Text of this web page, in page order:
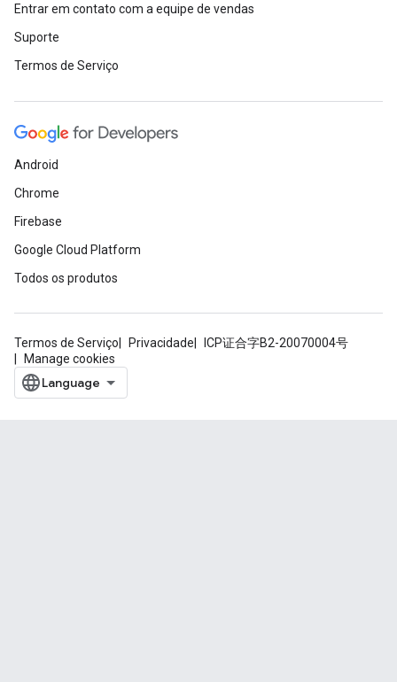
Entrar em contato com a equipe de vendas
Suporte
Termos de Serviço
Android
Chrome
Firebase
Google Cloud Platform
Todos os produtos
Termos de Serviço Privacidade
ICP证合字B2-20070004号
Manage cookies